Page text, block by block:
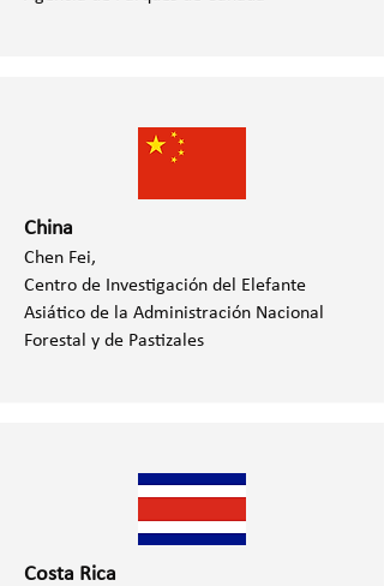
China
Chen Fei,
Centro de Investigación del Elefante
Asiático de la Administración Nacional
Forestal y de Pastizales
Costa Rica